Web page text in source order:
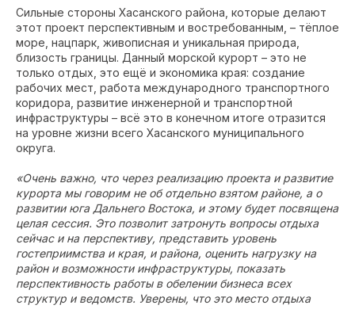
Сильные стороны Хасанского района, которые делают
этот проект перспективным и востребованным, – тёплое
море, нацпарк, живописная и уникальная природа,
близость границы. Данный морской курорт – это не
только отдых, это ещё и экономика края: создание
рабочих мест, работа международного транспортного
коридора, развитие инженерной и транспортной
инфраструктуры – всё это в конечном итоге отразится
на уровне жизни всего Хасанского муниципального
округа.
«Очень важно, что через реализацию проекта и развитие
курорта мы говорим не об отдельно взятом районе, а о
развитии юга Дальнего Востока, и этому будет посвящена
целая сессия. Это позволит затронуть вопросы отдыха
сейчас и на перспективу, представить уровень
гостеприимства и края, и района, оценить нагрузку на
район и возможности инфраструктуры, показать
перспективность работы в обелении бизнеса всех
структур и ведомств. Уверены, что это место отдыха